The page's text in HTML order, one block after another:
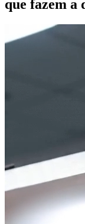
que fazem a